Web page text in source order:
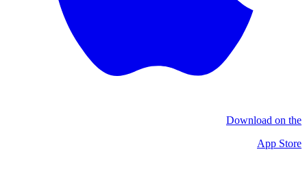
Download on the
App Store